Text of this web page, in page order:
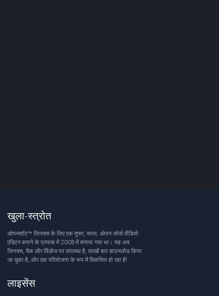
खुला-स्त्रोत
ओपनशॉट™ लिनक्स के लिए एक मुफ्त, सरल, ओपन-सोर्स वीडियो
एडिटर बनाने के प्रयास में 2008 में बनाया गया था। यह अब
लिनक्स, मैक और विंडोज पर उपलब्ध है, लाखों बार डाउनलोड किया
जा चुका है, और एक परियोजना के रूप में विकसित हो रहा है!
लाइसेंस